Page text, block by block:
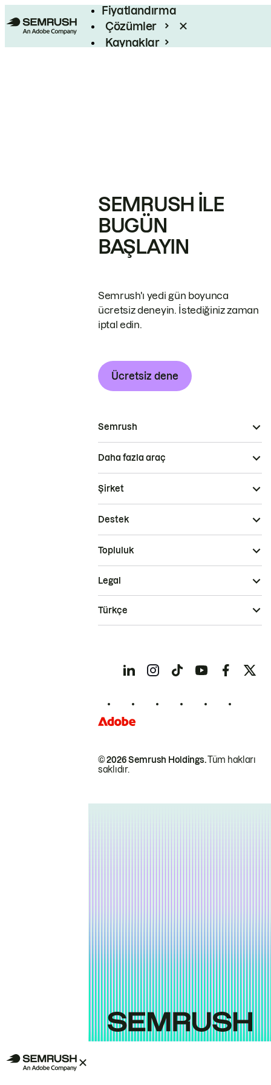
Fiyatlandırma
Çözümler
Kaynaklar
SEMRUSH ILE
BUGÜN
BAŞLAYIN
Semrush'ı yedi gün boyunca
ücretsiz deneyin. İstediğiniz zaman
iptal edin.
Ücretsiz dene
Semrush
Daha fazla araç
Şirket
Destek
Topluluk
© 2026 Semrush Holdings.Tüm hakları
saklıdır.
Legal
Türkçe